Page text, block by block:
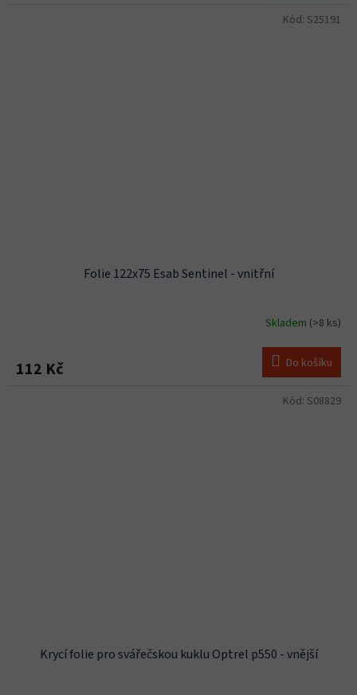
Folie 122x75 Esab Sentinel - vnitřní
Skladem (>8 ks)
112 Kč Do košíku
Kód: S25191
Krycí folie pro svářečskou kuklu Optrel p550 - vnější
Kód: S08829